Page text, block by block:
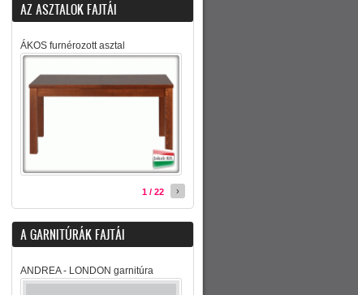
AZ ASZTALOK FAJTÁI
ÁKOS furnérozott asztal
1 / 22 ›
A GARNITÚRÁK FAJTÁI
ANDREA - LONDON garnitúra